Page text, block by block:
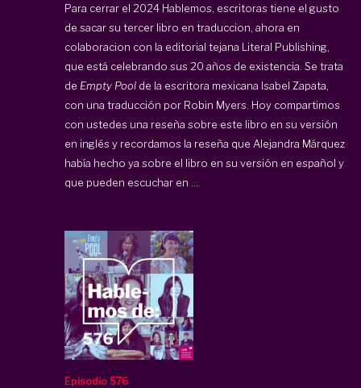
Para cerrar el 2024 Hablemos, escritoras tiene el gusto
de sacar su tercer libro en traduccion, ahora en
colaboracion con la editorial tejana Literal Publishing,
que está celebrando sus 20 años de existencia. Se trata
de Empty Pool de la escritora mexicana Isabel Zapata,
con una traducción por Robin Myers. Hoy compartimos
con ustedes una reseña sobre este libro en su versión
en inglés y recordamos la reseña que Alejandra Márquez
había hecho ya sobre el libro en su versión en español y
que pueden escuchar en ...
Episodio 576